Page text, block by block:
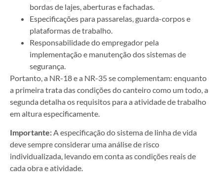
bordas de lajes, aberturas e fachadas.
Especificações para passarelas, guarda-corpos e
plataformas de trabalho.
Responsabilidade do empregador pela
implementação e manutenção dos sistemas de
segurança.
Portanto, a NR-18 e a NR-35 se complementam: enquanto
a primeira trata das condições do canteiro como um todo, a
segunda detalha os requisitos para a atividade de trabalho
em altura especificamente.
Importante:A especificação do sistema de linha de vida
deve sempre considerar uma análise de risco
individualizada, levando em conta as condições reais de
cada obra e atividade.